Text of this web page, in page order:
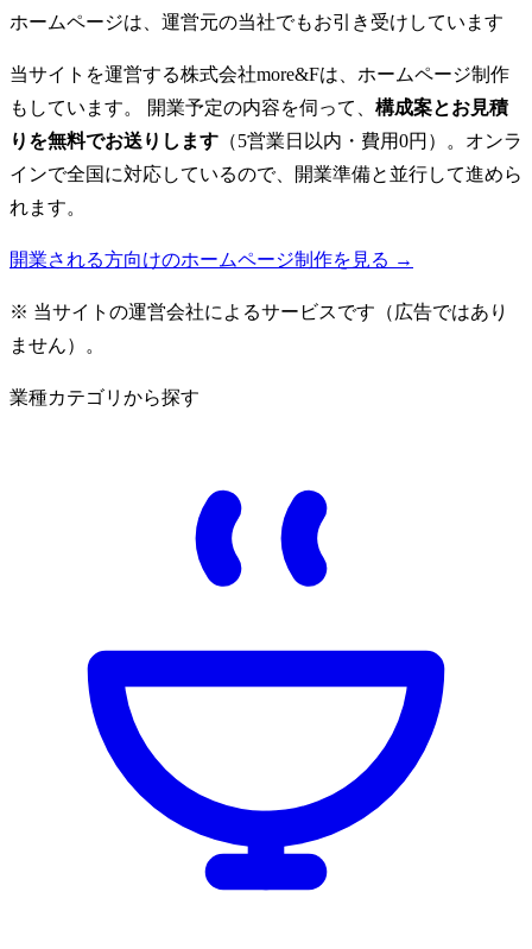
ホームページは、運営元の当社でもお引き受けしています
当サイトを運営する株式会社more&Fは、ホームページ制作
もしています。 開業予定の内容を伺って、 構成案とお見積
りを無料でお送りします （5営業日以内・費用0円）。オンラ
インで全国に対応しているので、開業準備と並行して進めら
れます。
開業される方向けのホームページ制作を見る →
※ 当サイトの運営会社によるサービスです（広告ではあり
ません）。
業種カテゴリから探す